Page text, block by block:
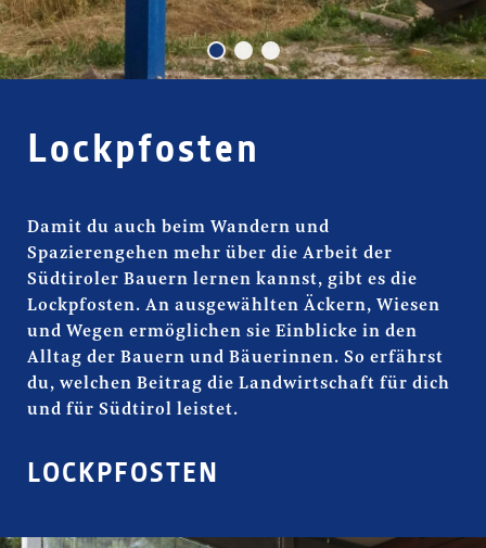
LOCKPFOSTEN
Lockpfosten
Damit du auch beim Wandern und
Spazierengehen mehr über die Arbeit der
Südtiroler Bauern lernen kannst, gibt es die
Lockpfosten. An ausgewählten Äckern, Wiesen
und Wegen ermöglichen sie Einblicke in den
Alltag der Bauern und Bäuerinnen. So erfährst
du, welchen Beitrag die Landwirtschaft für dich
und für Südtirol leistet.